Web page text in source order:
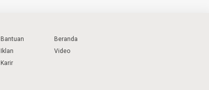
Bantuan
Iklan
Karir
Beranda
Video